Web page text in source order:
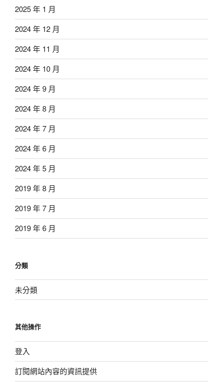
2025 年 1 月
2024 年 12 月
2024 年 11 月
2024 年 10 月
2024 年 9 月
2024 年 8 月
2024 年 7 月
2024 年 6 月
2024 年 5 月
2019 年 8 月
2019 年 7 月
2019 年 6 月
分類
未分類
其他操作
登入
訂閱網站內容的資訊提供